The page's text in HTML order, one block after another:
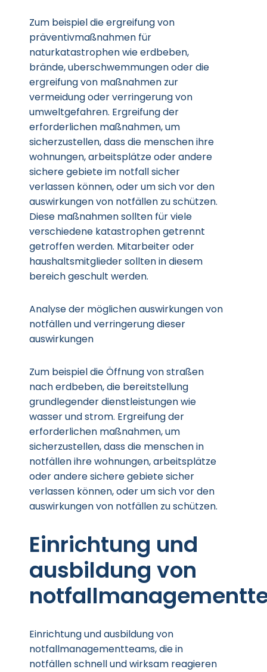
Zum beispiel die ergreifung von
präventivmaßnahmen für
naturkatastrophen wie erdbeben,
brände, uberschwemmungen oder die
ergreifung von maßnahmen zur
vermeidung oder verringerung von
umweltgefahren. Ergreifung der
erforderlichen maßnahmen, um
sicherzustellen, dass die menschen ihre
wohnungen, arbeitsplätze oder andere
sichere gebiete im notfall sicher
verlassen können, oder um sich vor den
auswirkungen von notfällen zu schützen.
Diese maßnahmen sollten für viele
verschiedene katastrophen getrennt
getroffen werden. Mitarbeiter oder
haushaltsmitglieder sollten in diesem
bereich geschult werden.
Analyse der möglichen auswirkungen von
notfällen und verringerung dieser
auswirkungen
Zum beispiel die Öffnung von straßen
nach erdbeben, die bereitstellung
grundlegender dienstleistungen wie
wasser und strom. Ergreifung der
erforderlichen maßnahmen, um
sicherzustellen, dass die menschen in
notfällen ihre wohnungen, arbeitsplätze
oder andere sichere gebiete sicher
verlassen können, oder um sich vor den
auswirkungen von notfällen zu schützen.
Einrichtung und
ausbildung von
Einrichtung und ausbildung von
notfallmanagementteams, die in
notfällen schnell und wirksam reagieren